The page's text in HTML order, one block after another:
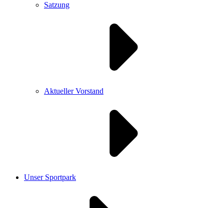
Satzung
Aktueller Vorstand
Unser Sportpark